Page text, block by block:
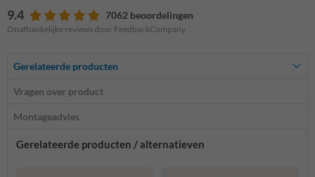
9.4 7062 beoordelingen
Onafhankelijke reviews door FeedbackCompany
Gerelateerde producten
Vragen over product
Montageadvies
Gerelateerde producten / alternatieven